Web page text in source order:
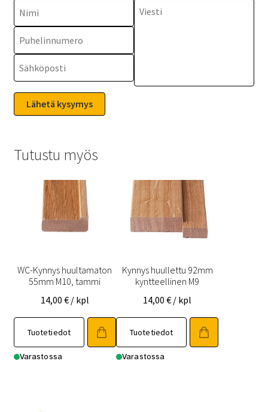
Tutustu myös
WC-Kynnys huultamaton
55mm M10, tammi
14,00 € / kpl
Tuotetiedot
Varastossa
Kynnys huullettu 92mm
kyntteellinen M9
14,00€ / kpl
Tuotetiedot
Varastossa